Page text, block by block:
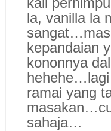
la, vanilla la
kepandaian
kononnya
ramai yang
sahaja…